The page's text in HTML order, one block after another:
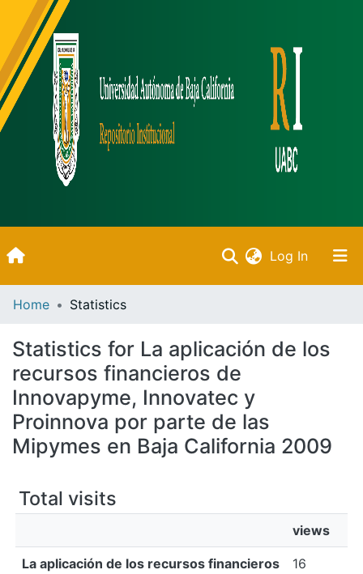
Log In(current)
All of DSpace
Bibliotecas
Home Statistics
Statistics for La aplicación de los
recursos financieros de
Innovapyme, Innovatec y
Proinnova por parte de las
Mipymes en Baja California 2009
Total visits
views
La aplicación de los recursos financieros
16